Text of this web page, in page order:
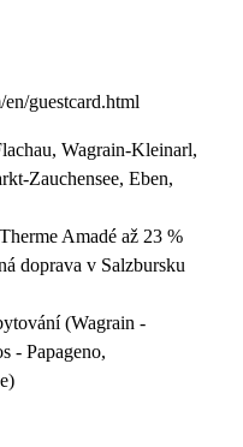
guestcard.html
Wagrain-Kleinarl,
Zauchensee, Eben,
Amadé až 23 %
doprava v Salzbursku
(Wagrain -
- Papageno,